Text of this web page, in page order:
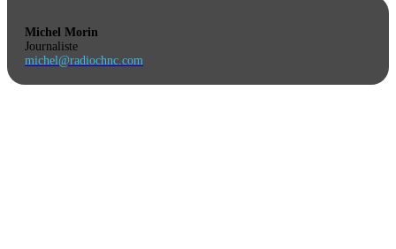
Michel Morin
Journaliste
michel@radiochnc.com